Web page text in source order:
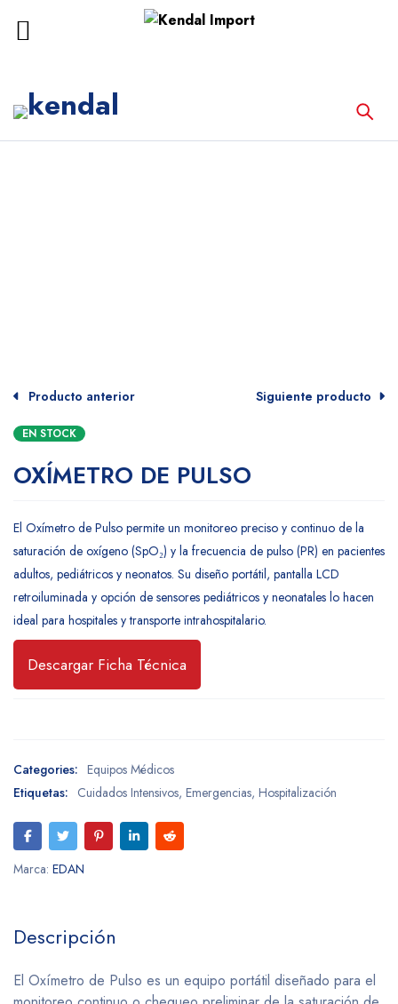
Producto anterior Siguiente producto
EN STOCK
OXÍMETRO DE PULSO
El Oxímetro de Pulso permite un monitoreo preciso y continuo de la
saturación de oxígeno (SpO₂) y la frecuencia de pulso (PR) en pacientes
adultos, pediátricos y neonatos. Su diseño portátil, pantalla LCD
retroiluminada y opción de sensores pediátricos y neonatales lo hacen
ideal para hospitales y transporte intrahospitalario.
Descargar Ficha Técnica
Categories: Equipos Médicos
Etiquetas: Cuidados Intensivos, Emergencias, Hospitalización
Marca: EDAN
Descripción
El Oxímetro de Pulso es un equipo portátil diseñado para el